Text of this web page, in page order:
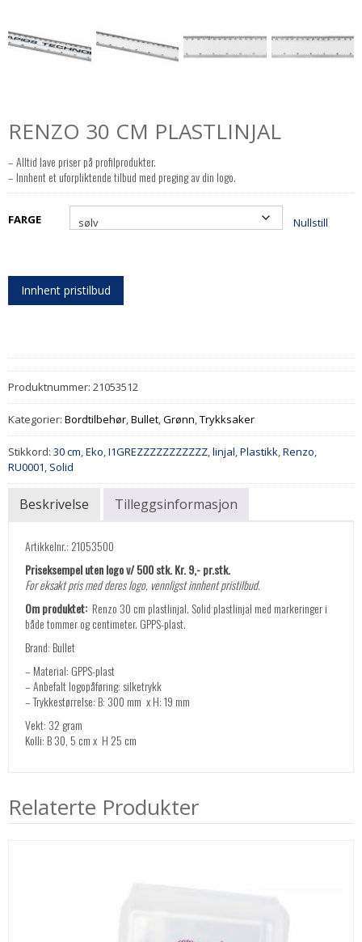
RENZO 30 CM PLASTLINJAL
– Alltid lave priser på profilprodukter.
– Innhent et uforpliktende tilbud med preging av din logo.
FARGE Nullstill
Innhent pristilbud
Produktnummer: 21053512
Kategorier: Bordtilbehør,Bullet,Grønn,Trykksaker
Stikkord: 30 cm,Eko,I1GREZZZZZZZZZZZ,linjal,Plastikk,Renzo,
RU0001, Solid
Beskrivelse Tilleggsinformasjon
Artikkelnr.: 21053500
Priseksempel uten logo v/ 500 stk. Kr. 9,- pr.stk.
For eksakt pris med deres logo, vennligst innhent pristilbud.
Om produktet: Renzo 30 cm plastlinjal. Solid plastlinjal med markeringer i
både tommer og centimeter. GPPS-plast.
Brand: Bullet
– Material: GPPS-plast
– Anbefalt logopåføring: silketrykk
– Trykkestørrelse: B: 300 mm x H: 19 mm
Vekt: 32 gram
Kolli: B 30, 5 cm x H 25 cm
Relaterte Produkter